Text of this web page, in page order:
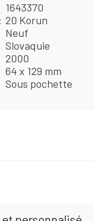
1643370
20 Korun
Neuf
Slovaquie
2000
64 x 129 mm
Sous pochette